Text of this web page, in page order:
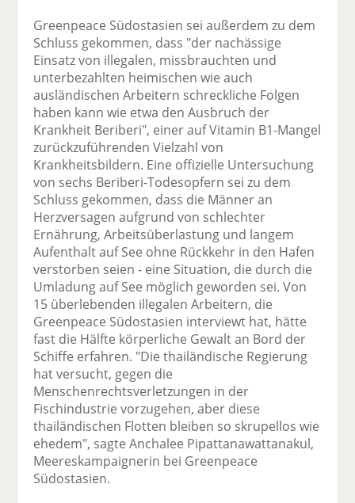
Greenpeace Südostasien sei außerdem zu dem
Schluss gekommen, dass "der nachässige
Einsatz von illegalen, missbrauchten und
unterbezahlten heimischen wie auch
ausländischen Arbeitern schreckliche Folgen
haben kann wie etwa den Ausbruch der
Krankheit Beriberi", einer auf Vitamin B1-Mangel
zurückzuführenden Vielzahl von
Krankheitsbildern. Eine offizielle Untersuchung
von sechs Beriberi-Todesopfern sei zu dem
Schluss gekommen, dass die Männer an
Herzversagen aufgrund von schlechter
Ernährung, Arbeitsüberlastung und langem
Aufenthalt auf See ohne Rückkehr in den Hafen
verstorben seien - eine Situation, die durch die
Umladung auf See möglich geworden sei. Von
15 überlebenden illegalen Arbeitern, die
Greenpeace Südostasien interviewt hat, hätte
fast die Hälfte körperliche Gewalt an Bord der
Schiffe erfahren. "Die thailändische Regierung
hat versucht, gegen die
Menschenrechtsverletzungen in der
Fischindustrie vorzugehen, aber diese
thailändischen Flotten bleiben so skrupellos wie
ehedem", sagte Anchalee Pipattanawattanakul,
Meereskampaignerin bei Greenpeace
Südostasien.